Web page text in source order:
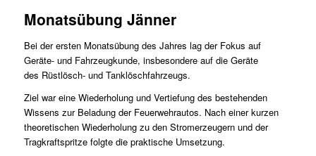
Monatsübung Jänner
Bei der ersten Monatsübung des Jahres lag der Fokus auf
Geräte- und Fahrzeugkunde, insbesondere auf die Geräte
des Rüstlösch- und Tanklöschfahrzeugs.
Ziel war eine Wiederholung und Vertiefung des bestehenden
Wissens zur Beladung der Feuerwehrautos. Nach einer kurzen
theoretischen Wiederholung zu den Stromerzeugern und der
Tragkraftspritze folgte die praktische Umsetzung.